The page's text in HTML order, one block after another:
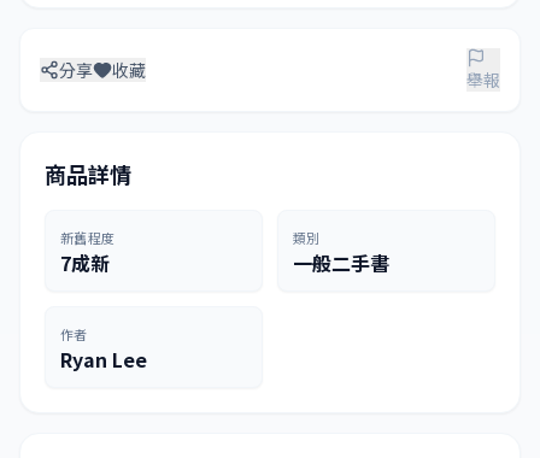
分享 收藏 舉報
商品詳情
新舊程度
7成新
類別
一般二手書
作者
Ryan Lee